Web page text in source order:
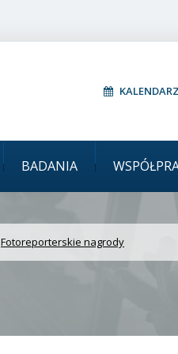
BADANIA
Fotoreporterskie nagrody